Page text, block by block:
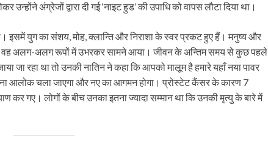
उन्होंने अंग्रेजों द्वारा दी गई ‘नाइट हुड’ की उपाधि को वापस लौटा दिया था।
इसमें युग का संशय, मोह, क्लान्ति और निराशा के स्वर प्रकट हुए हैं। मनुष्य और
में वह अलग-अलग रूपों में उभरकर सामने आया। जीवन के अन्तिम समय से कुछ पहले
जा रहा था तो उनकी नातिन ने कहा कि आपको मालूम है हमारे यहाँ नया पावर
आलोक चला जाएगा और नए का आगमन होगा। प्रोस्टेट कैंसर के कारण 7
गए। लोगों के बीच उनका इतना ज्यादा सम्मान था कि उनकी मृत्यु के बारे में